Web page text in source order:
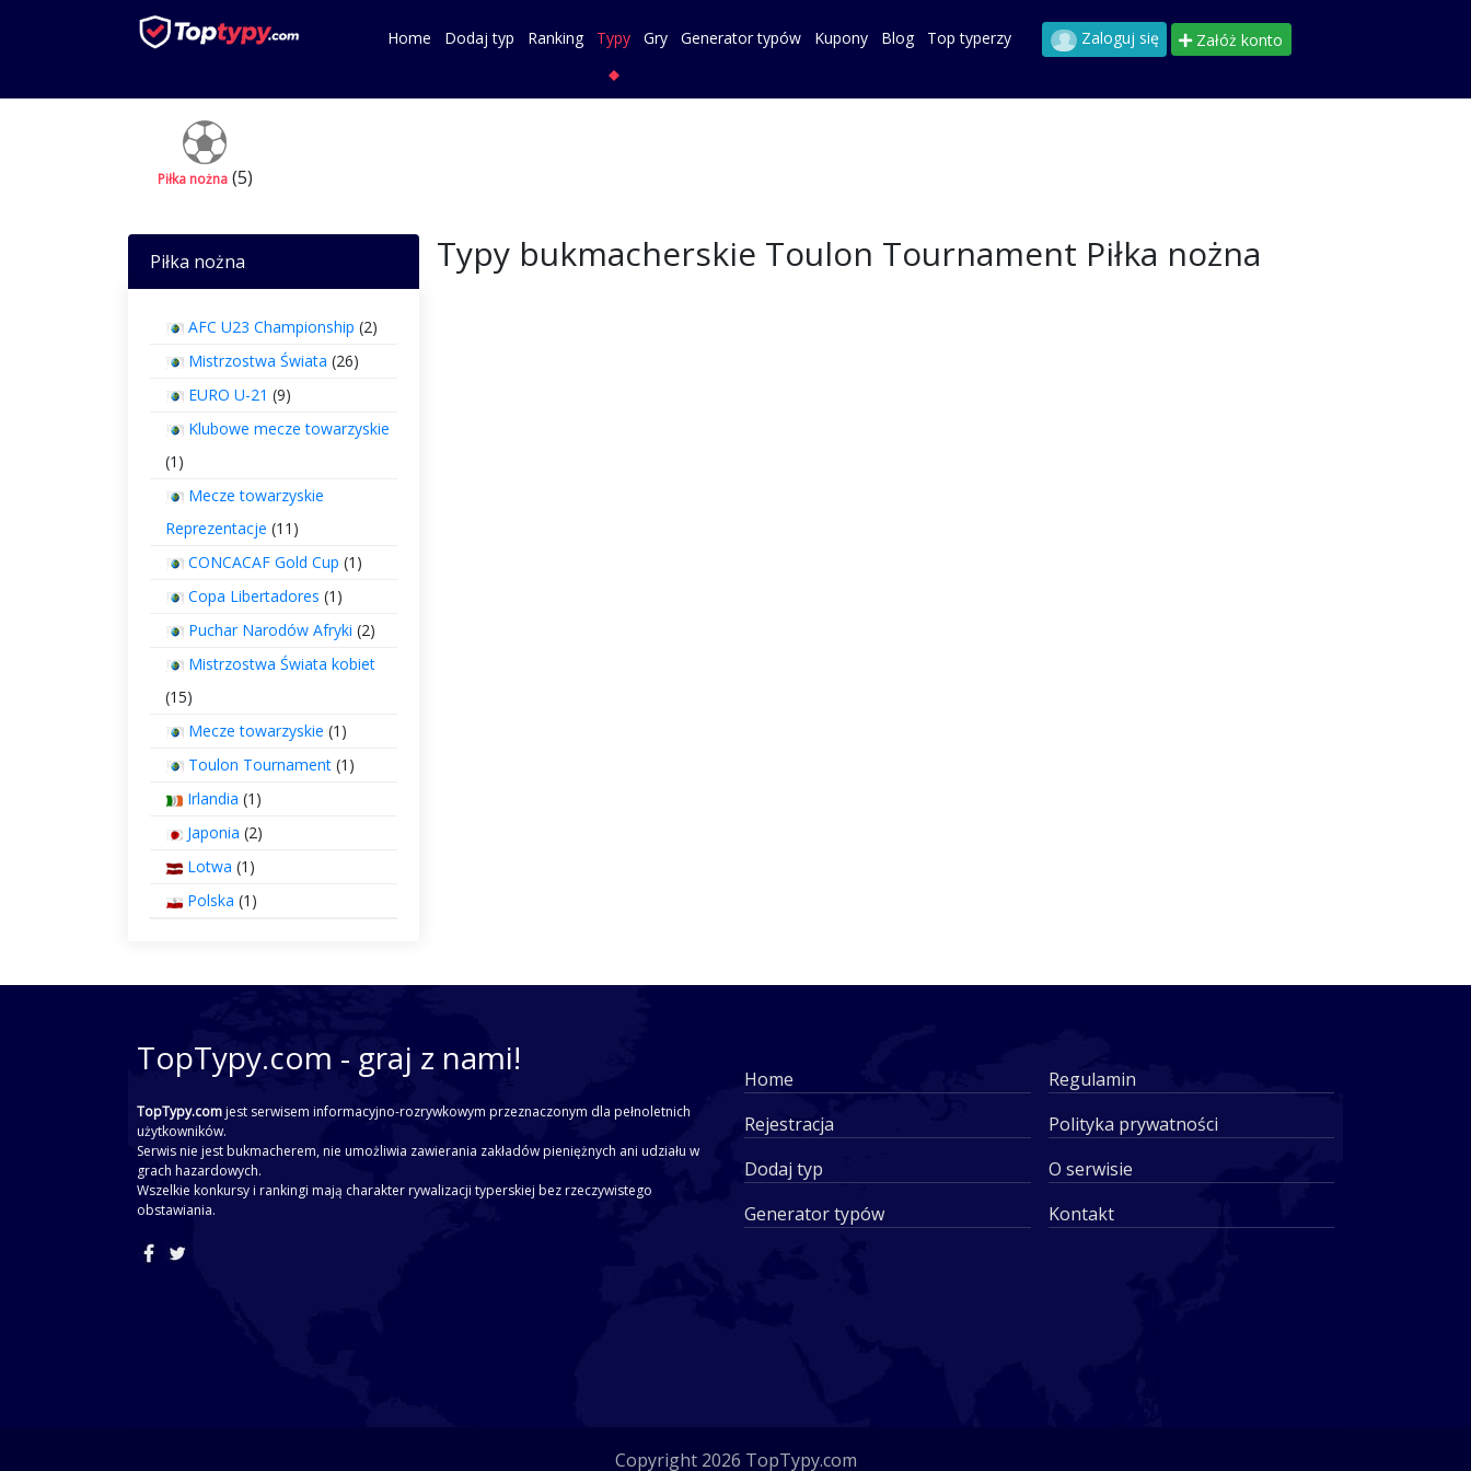
Home Dodaj typ Ranking Typy Gry Generator typów Kupony Blog Top typerzy Zaloguj się Załóż konto
Piłka nożna(5)
Piłka nożna
AFC U23 Championship (2)
Mistrzostwa Świata (26)
EURO U-21 (9)
Klubowe mecze towarzyskie
(1)
Mecze towarzyskie
Reprezentacje (11)
CONCACAF Gold Cup (1)
Copa Libertadores (1)
Puchar Narodów Afryki (2)
Mistrzostwa Świata kobiet
(15)
Mecze towarzyskie (1)
Toulon Tournament (1)
Irlandia (1)
Japonia (2)
Lotwa (1)
Polska (1)
Typy bukmacherskie Toulon Tournament Piłka nożna
TopTypy.com - graj z nami!
TopTypy.com jest serwisem informacyjno-rozrywkowym przeznaczonym dla pełnoletnich
użytkowników.
Serwis nie jest bukmacherem, nie umożliwia zawierania zakładów pieniężnych ani udziału w
grach hazardowych.
Wszelkie konkursy i rankingi mają charakter rywalizacji typerskiej bez rzeczywistego
obstawiania.
Home
Rejestracja
Dodaj typ
Generator typów
Regulamin
Polityka prywatności
O serwisie
Kontakt
Copyright 2026 TopTypy.com